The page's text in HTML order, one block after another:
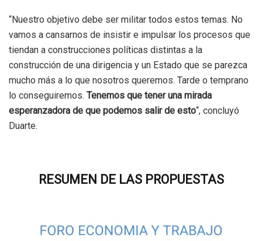
“Nuestro objetivo debe ser militar todos estos temas. No
vamos a cansarnos de insistir e impulsar los procesos que
tiendan a construcciones políticas distintas a la
construcción de una dirigencia y un Estado que se parezca
mucho más a lo que nosotros queremos. Tarde o temprano
lo conseguiremos. Tenemos que tener una mirada
esperanzadora de que podemos salir de esto“, concluyó
Duarte.
RESUMEN DE LAS PROPUESTAS